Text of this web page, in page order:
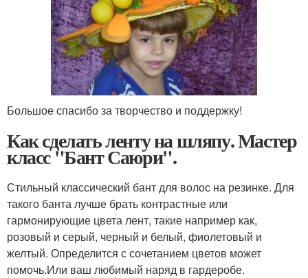
Большое спасибо за творчество и поддержку!
Как сделать ленту на шляпу. Мастер
класс "Бант Саюри".
Стильный классический бант для волос на резинке. Для
такого банта лучше брать контрастные или
гармонирующие цвета лент, такие например как,
розовый и серый, черный и белый, фиолетовый и
желтый. Определится с сочетанием цветов может
помочь.Или ваш любимый наряд в гардеробе.